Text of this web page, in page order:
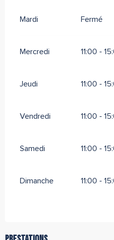
Mardi Fermé
Mercredi 11:00 -
Jeudi 11:00 -
Vendredi 11:00 -
Samedi 11:00 -
Dimanche 11:00 -